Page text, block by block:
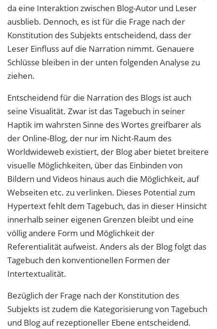
da eine Interaktion zwischen Blog-Autor und Leser
ausblieb. Dennoch, es ist für die Frage nach der
Konstitution des Subjekts entscheidend, dass der
Leser Einfluss auf die Narration nimmt. Genauere
Schlüsse bleiben in der unten folgenden Analyse zu
ziehen.
Entscheidend für die Narration des Blogs ist auch
seine Visualität. Zwar ist das Tagebuch in seiner
Haptik im wahrsten Sinne des Wortes greifbarer als
der Online-Blog, der nur im Nicht-Raum des
Worldwideweb existiert, der Blog aber bietet breitere
visuelle Möglichkeiten, über das Einbinden von
Bildern und Videos hinaus auch die Möglichkeit, auf
Webseiten etc. zu verlinken. Dieses Potential zum
Hypertext fehlt dem Tagebuch, das in dieser Hinsicht
innerhalb seiner eigenen Grenzen bleibt und eine
völlig andere Form und Möglichkeit der
Referentialität aufweist. Anders als der Blog folgt das
Tagebuch den konventionellen Formen der
Intertextualität.
Bezüglich der Frage nach der Konstitution des
Subjekts ist zudem die Kategorisierung von Tagebuch
und Blog auf rezeptioneller Ebene entscheidend.